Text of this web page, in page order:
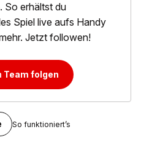
So erhältst du
Spiel live aufs Handy
Jetzt followen!
Team folgen
So funktioniert’s